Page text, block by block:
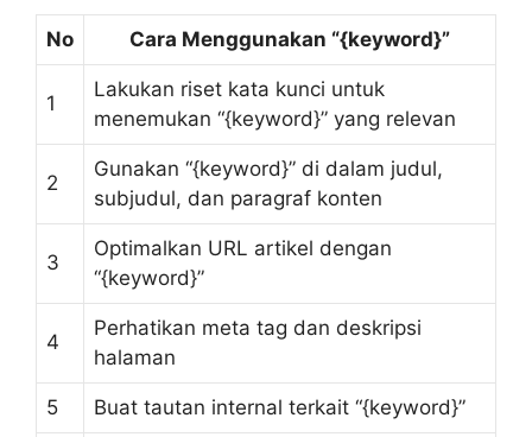
No Cara Menggunakan “{keyword}”
1
Lakukan riset kata kunci untuk
menemukan “{keyword}” yang relevan
2
Gunakan “{keyword}” di dalam judul,
subjudul, dan paragraf konten
3
Optimalkan URL artikel dengan
“{keyword}”
4
Perhatikan meta tag dan deskripsi
halaman
5 Buat tautan internal terkait “{keyword}”